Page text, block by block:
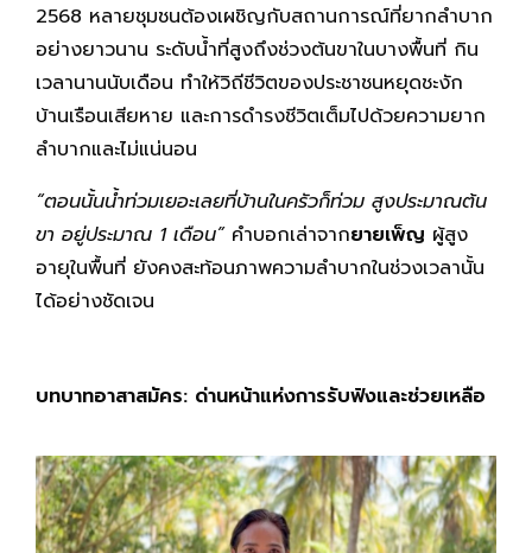
2568 หลายชุมชนต้องเผชิญกับสถานการณ์ที่ยากลำบาก
อย่างยาวนาน ระดับน้ำที่สูงถึงช่วงต้นขาในบางพื้นที่ กิน
เวลานานนับเดือน ทำให้วิถีชีวิตของประชาชนหยุดชะงัก
บ้านเรือนเสียหาย และการดำรงชีวิตเต็มไปด้วยความยาก
ลำบากและไม่แน่นอน
“ตอนนั้นน้ำท่วมเยอะเลยที่บ้านในครัวก็ท่วม สูงประมาณต้น
ขา อยู่ประมาณ 1 เดือน”คำบอกเล่าจากยายเพ็ญ ผู้สูง
อายุในพื้นที่ ยังคงสะท้อนภาพความลำบากในช่วงเวลานั้น
ได้อย่างชัดเจน
บทบาทอาสาสมัคร: ด่านหน้าแห่งการรับฟังและช่วยเหลือ